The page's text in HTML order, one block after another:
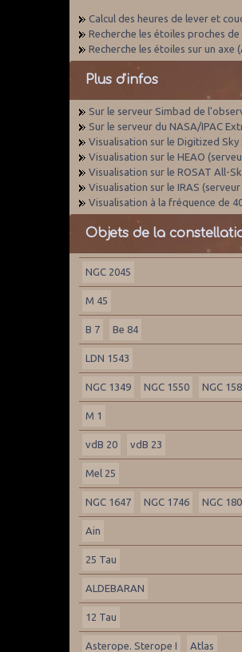
Calcul des heures de lever et
Recherche les étoiles proches de
Recherche les étoiles sur un axe
Plus d'infos
Sur le serveur Simbad de
Sur le serveur du NASA/IPAC
Visualisation sur le Digitized Sky
Visualisation sur le HEAO
Visualisation sur le ROSAT All-
Visualisation sur le IRAS
Visualisation à la fréquence de
Objets de la
NGC 2045
M 45
B 7 Be 84
LDN 1543
NGC 1349 NGC 1550 NGC
M 1
vdB 20 vdB 23
Mel 25
NGC 1647 NGC 1746 NGC
Ain
25 Tau
ALDEBARAN
12 Tau
Asterope. Sterope I Atlas